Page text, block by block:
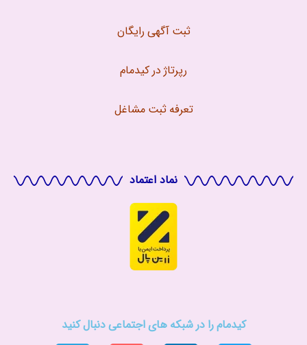
ثبت آگهی رایگان
رپرتاژ در کیدمام
تعرفه ثبت مشاغل
نماد اعتماد
کیدمام را در شبکه های اجتماعی دنبال کنید